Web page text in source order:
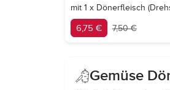
mit 1 x Dönerfleisch
6,75 € 7,50 €
Gemüse